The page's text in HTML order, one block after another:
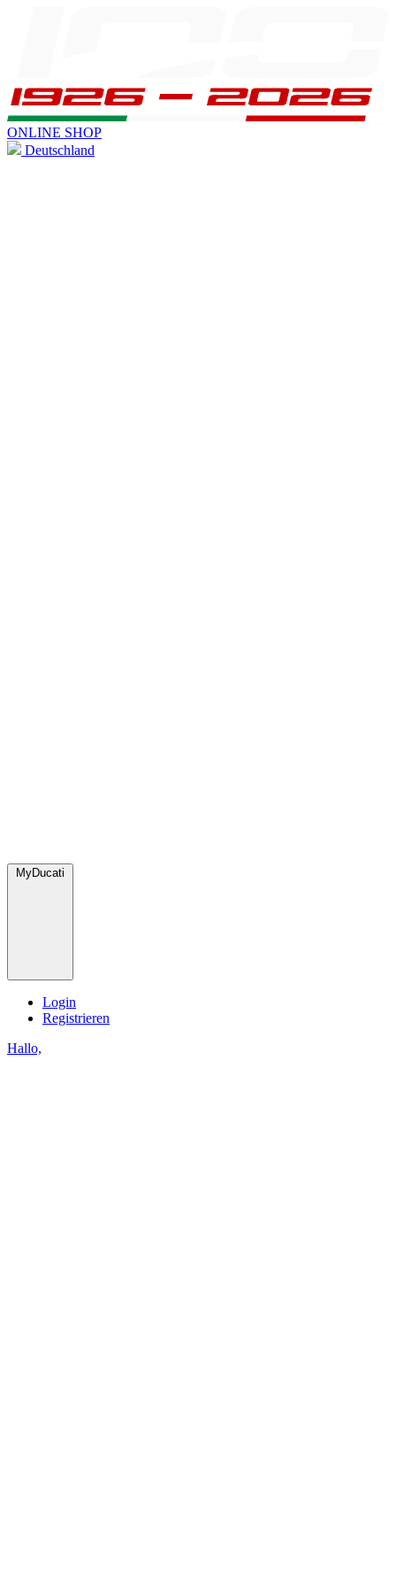
ONLINE SHOP
Deutschland
MyDucati
Login
Registrieren
Hallo,